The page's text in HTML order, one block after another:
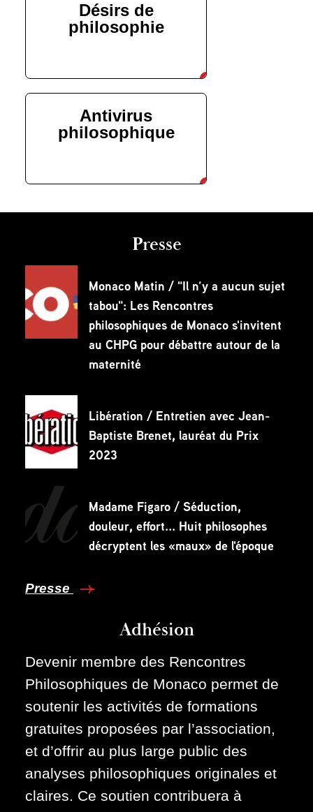
Désirs de
philosophie
Antivirus
philosophique
Presse
Monaco Matin / "Il n’y a aucun sujet
tabou": Les Rencontres
philosophiques de Monaco s'invitent
au CHPG pour débattre autour de la
maternité
Libération / Entretien avec Jean-
Baptiste Brenet, lauréat du Prix
2023
Madame Figaro / Séduction,
douleur, effort... Huit philosophes
décryptent les «maux» de l'époque
Presse
Adhésion
Devenir membre des Rencontres
Philosophiques de Monaco permet de
soutenir les activités de formations
gratuites proposées par l’association,
et d’offrir au plus large public des
analyses philosophiques originales et
claires. Ce soutien contribuera à